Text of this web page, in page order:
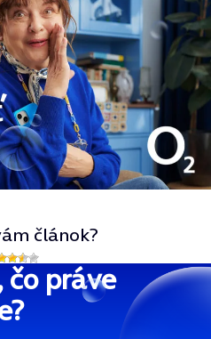
článok?
čo práve